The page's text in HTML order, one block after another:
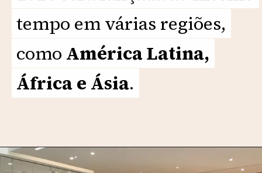
tempo em várias regiões,
como América Latina,
África e Ásia.
tempo em várias regiões,
como América Latina,
África e Ásia.
Opening https://motorprime.com.br/toyota-sw4-2026-o-que-esperar-da-nova-geracao-do-suv/